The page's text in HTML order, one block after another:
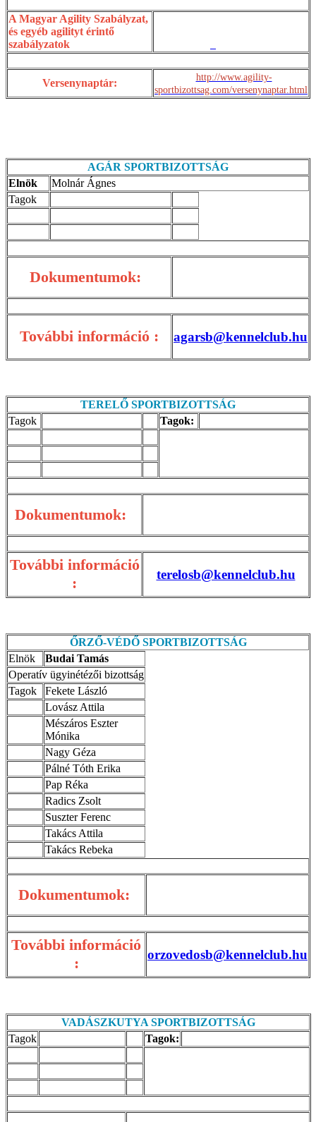
A Magyar Agility Szabályzat,
és egyéb agilityt érintő
szabályzatok
Versenynaptár:
http://www.agility-
sportbizottsag.com/versenynaptar.html
AGÁR SPORTBIZOTTSÁG
Elnök
Molnár Ágnes
Tagok
Dokumentumok:
További információ : agarsb@kennelclub.hu
TERELŐ SPORTBIZOTTSÁG
Tagok
Tagok:
Dokumentumok:
További információ
:
terelosb@kennelclub.hu
ŐRZŐ-VÉDŐ SPORTBIZOTTSÁG
Elnök
Budai Tamás
Operatív ügyinétézői bizottság
Tagok
Fekete László
Lovász Attila
Mészáros Eszter
Mónika
Nagy Géza
Pálné Tóth Erika
Pap Réka
Radics Zsolt
Suszter Ferenc
Takács Attila
Takács Rebeka
Dokumentumok:
További információ
:
orzovedosb@kennelclub.hu
VADÁSZKUTYA SPORTBIZOTTSÁG
Tagok
Tagok: